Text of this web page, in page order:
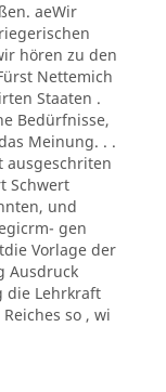
aeWir
hören zu den
Nettemich
Staaten .
Bedürfnisse,
Meinung. . .
ausgeschriten
Schwert
und
gen
Vorlage der
Ausdruck
die Lehrkraft
so , wi